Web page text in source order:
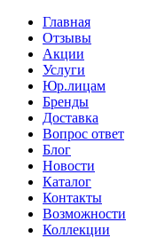
Главная
Отзывы
Акции
Услуги
Юр.лицам
Бренды
Доставка
Вопрос ответ
Блог
Новости
Каталог
Контакты
Возможности
Коллекции